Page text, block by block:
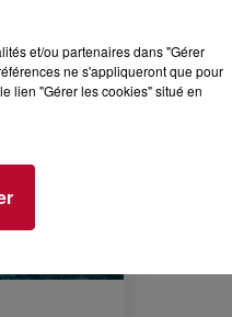
et/ou partenaires dans "Gérer
ne s'appliqueront que pour
lien "Gérer les cookies" situé en